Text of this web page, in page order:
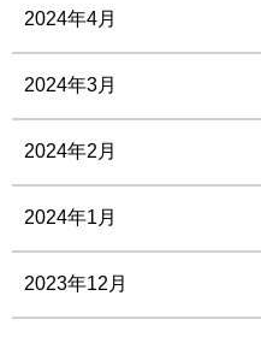
2024年4月
2024年3月
2024年2月
2024年1月
2023年12月